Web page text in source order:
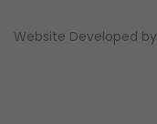
Website Developed by